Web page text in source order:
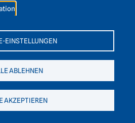
EINSTELLUNGEN
ABLEHNEN
AKZEPTIEREN
(am Beispiel der
Woche“ und „Die Zeit“).
світі. Матеріали
наукової конференції,
Дрогобич, 2000. C. 62-67.